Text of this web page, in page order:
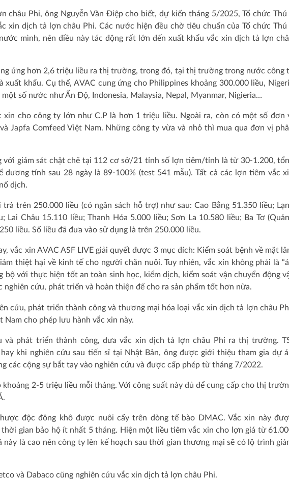
châu Phi, ông Nguyễn Văn Điệp cho biết, dự kiến tháng 5/2025, Tổ chức Thú
xin dịch tả lợn châu Phi. Các nước hiện đều chờ tiêu chuẩn của Tổ chức Thú
mình, nên điều này tác động rất lớn đến xuất khẩu vắc xin dịch tả lợn
ứng hơn 2,6 triệu liều ra thị trường, trong đó, tại thị trường trong nước công
xuất khẩu. Cụ thể, AVAC cung ứng cho Philippines khoảng 300.000 liều,
số nước như Ấn Độ, Indonesia, Malaysia, Nepal, Myanmar, Nigieria…
xin cho công ty lớn như C.P là hơn 1 triệu liều. Ngoài ra, còn có một số đơn
Japfa Comfeed Việt Nam. Những công ty vừa và nhỏ thì mua qua đơn vị
với giám sát chặt chẽ tại 112 cơ sở/21 tỉnh số lợn tiêm/tỉnh là từ 30-1.200,
tính sau 28 ngày là 89-100% (test 541 mẫu). Tất cả các lợn tiêm vắc
dịch.
trên 250.000 liều (có ngân sách hỗ trợ) như sau: Cao Bằng 51.350 liều;
Lai Châu 15.110 liều; Thanh Hóa 5.000 liều; Sơn La 10.580 liều; Ba Tơ
liều. Số liều đã đưa vào sử dụng là trên 250.000 liều.
vắc xin AVAC ASF LIVE giải quyết được 3 mục đích: Kiểm soát bệnh về mặt
thiệt hại về kinh tế cho người chăn nuôi. Tuy nhiên, vắc xin không phải là
bộ với thực hiện tốt an toàn sinh học, kiểm dịch, kiểm soát vận chuyển động
nghiên cứu, phát triển và hoàn thiện để cho ra sản phẩm tốt hơn nữa.
cứu, phát triển thành công và thương mại hóa loại vắc xin dịch tả lợn châu
Nam cho phép lưu hành vắc xin này.
và phát triển thành công, đưa vắc xin dịch tả lợn châu Phi ra thị trường.
khi nghiên cứu sau tiến sĩ tại Nhật Bản, ông được giới thiệu tham gia dự
các cộng sự bắt tay vào nghiên cứu và được cấp phép từ tháng 7/2022.
khoảng 2-5 triệu liều mỗi tháng. Với công suất này đủ để cung cấp cho thị
độc đông khô được nuôi cấy trên dòng tế bào DMAC. Vắc xin này
gian bảo hộ ít nhất 5 tháng. Hiện một liều tiêm vắc xin cho lợn giá từ
là cao nên công ty lên kế hoạch sau thời gian thương mại sẽ có lộ trình
và Dabaco cũng nghiên cứu vắc xin dịch tả lợn châu Phi.